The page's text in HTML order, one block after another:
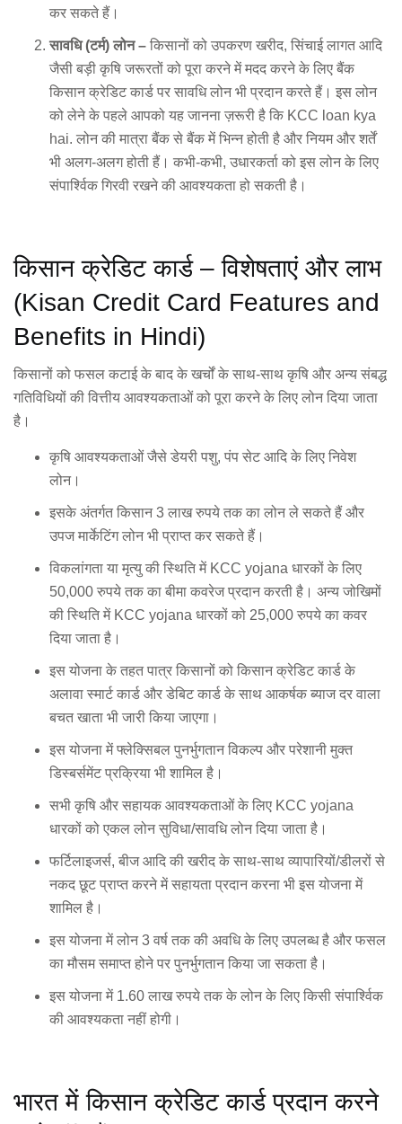
कर सकते हैं।
सावधि (टर्म) लोन – किसानों को उपकरण खरीद, सिंचाई लागत आदि
जैसी बड़ी कृषि जरूरतों को पूरा करने में मदद करने के लिए बैंक
किसान क्रेडिट कार्ड पर सावधि लोन भी प्रदान करते हैं। इस लोन
को लेने के पहले आपको यह जानना ज़रूरी है कि KCC loan kya
hai. लोन की मात्रा बैंक से बैंक में भिन्न होती है और नियम और शर्तें
भी अलग-अलग होती हैं। कभी-कभी, उधारकर्ता को इस लोन के लिए
संपार्श्विक गिरवी रखने की आवश्यकता हो सकती है।
किसान क्रेडिट कार्ड – विशेषताएं और लाभ
(Kisan Credit Card Features and
Benefits in Hindi)
किसानों को फसल कटाई के बाद के खर्चों के साथ-साथ कृषि और अन्य संबद्ध
गतिविधियों की वित्तीय आवश्यकताओं को पूरा करने के लिए लोन दिया जाता
है।
कृषि आवश्यकताओं जैसे डेयरी पशु, पंप सेट आदि के लिए निवेश
लोन।
इसके अंतर्गत किसान 3 लाख रुपये तक का लोन ले सकते हैं और
उपज मार्केटिंग लोन भी प्राप्त कर सकते हैं।
विकलांगता या मृत्यु की स्थिति में KCC yojana धारकों के लिए
50,000 रुपये तक का बीमा कवरेज प्रदान करती है। अन्य जोखिमों
की स्थिति में KCC yojana धारकों को 25,000 रुपये का कवर
दिया जाता है।
इस योजना के तहत पात्र किसानों को किसान क्रेडिट कार्ड के
अलावा स्मार्ट कार्ड और डेबिट कार्ड के साथ आकर्षक ब्याज दर वाला
बचत खाता भी जारी किया जाएगा।
इस योजना में फ्लेक्सिबल पुनर्भुगतान विकल्प और परेशानी मुक्त
डिस्बर्समेंट प्रक्रिया भी शामिल है।
सभी कृषि और सहायक आवश्यकताओं के लिए KCC yojana
धारकों को एकल लोन सुविधा/सावधि लोन दिया जाता है।
फर्टिलाइजर्स, बीज आदि की खरीद के साथ-साथ व्यापारियों/डीलरों से
नकद छूट प्राप्त करने में सहायता प्रदान करना भी इस योजना में
शामिल है।
इस योजना में लोन 3 वर्ष तक की अवधि के लिए उपलब्ध है और फसल
का मौसम समाप्त होने पर पुनर्भुगतान किया जा सकता है।
इस योजना में 1.60 लाख रुपये तक के लोन के लिए किसी संपार्श्विक
की आवश्यकता नहीं होगी।
भारत में किसान क्रेडिट कार्ड प्रदान करने